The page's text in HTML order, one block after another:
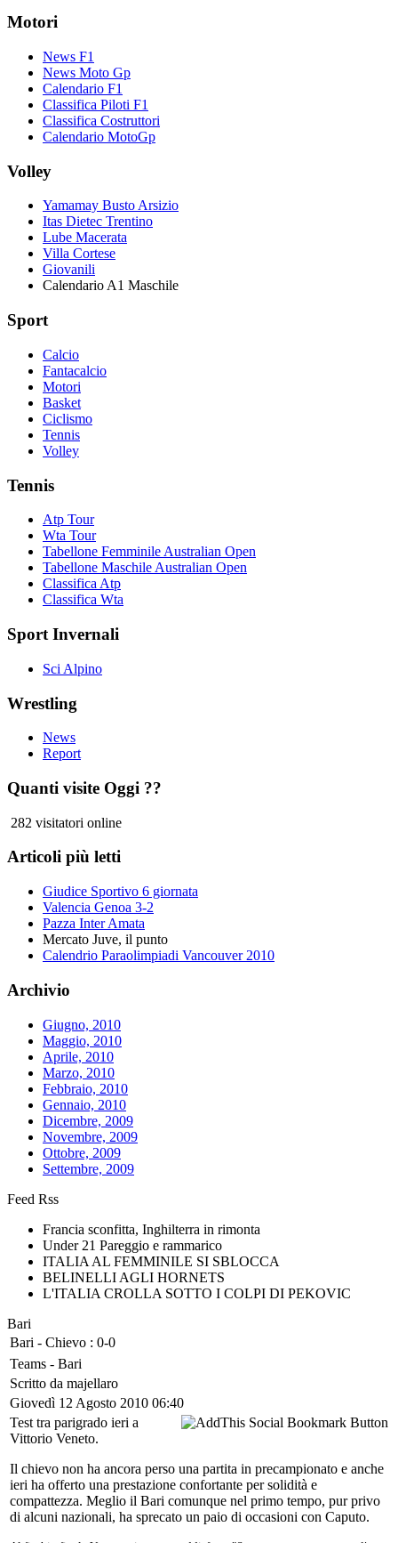
Motori
News F1
News Moto Gp
Calendario F1
Classifica Piloti F1
Classifica Costruttori
Calendario MotoGp
Volley
Yamamay Busto Arsizio
Itas Dietec Trentino
Lube Macerata
Villa Cortese
Giovanili
Calendario A1 Maschile
Sport
Calcio
Fantacalcio
Motori
Basket
Ciclismo
Tennis
Volley
Tennis
Atp Tour
Wta Tour
Tabellone Femminile Australian Open
Tabellone Maschile Australian Open
Classifica Atp
Classifica Wta
Sport Invernali
Sci Alpino
Wrestling
News
Report
Quanti visite Oggi ??
282 visitatori online
Articoli più letti
Giudice Sportivo 6 giornata
Valencia Genoa 3-2
Pazza Inter Amata
Mercato Juve, il punto
Calendrio Paraolimpiadi Vancouver 2010
Archivio
Giugno, 2010
Maggio, 2010
Aprile, 2010
Marzo, 2010
Febbraio, 2010
Gennaio, 2010
Dicembre, 2009
Novembre, 2009
Ottobre, 2009
Settembre, 2009
Feed Rss
Francia sconfitta, Inghilterra in rimonta
Under 21 Pareggio e rammarico
ITALIA AL FEMMINILE SI SBLOCCA
BELINELLI AGLI HORNETS
L'ITALIA CROLLA SOTTO I COLPI DI PEKOVIC
Bari
Bari - Chievo : 0-0
Teams - Bari
Scritto da majellaro
Giovedì 12 Agosto 2010 06:40
Test tra parigrado ieri a
Vittorio Veneto.
Il chievo non ha ancora perso una partita in precampionato e anche
ieri ha offerto una prestazione confortante per solidità e
compattezza. Meglio il Bari comunque nel primo tempo, pur privo
di alcuni nazionali, ha sprecato un paio di occasioni con Caputo.